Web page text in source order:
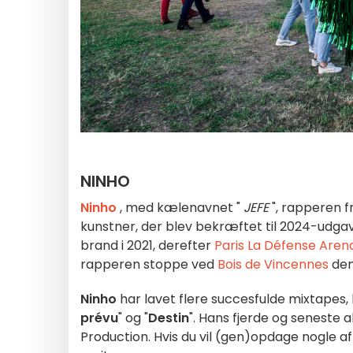
NINHO
Ninho , med kælenavnet " JEFE", rapperen
kunstner, der blev bekræftet til 2024-
brand i 2021, derefter Paris La Défense
rapperen stoppe ved Bois de Vincennes
Ninho har lavet flere succesfulde mixtapes,
prévu" og "Destin". Hans fjerde og seneste
Production. Hvis du vil (gen)opdage nogle